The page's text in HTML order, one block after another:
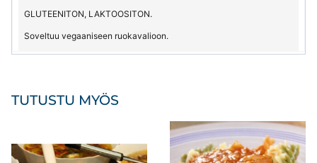
GLUTEENITON, LAKTOOSITON.
Soveltuu vegaaniseen ruokavalioon.
TUTUSTU MYÖS